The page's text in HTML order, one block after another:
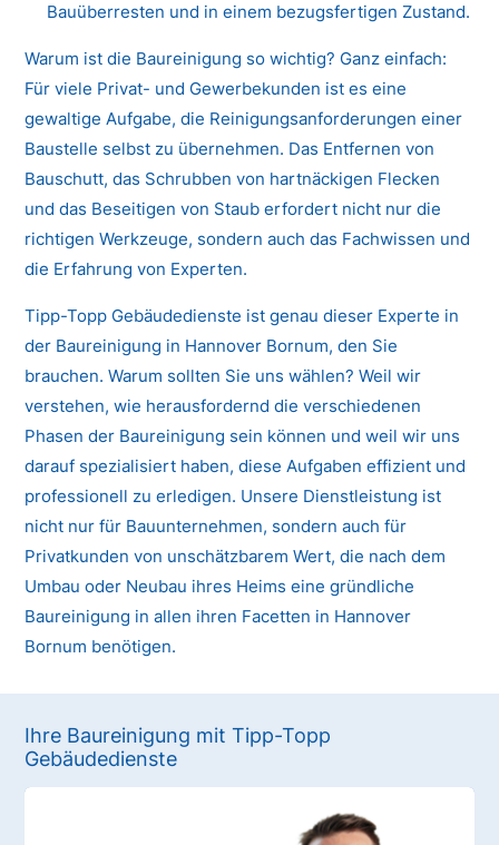
Bauüberresten und in einem bezugsfertigen Zustand.
Warum ist die Baureinigung so wichtig? Ganz einfach:
Für viele Privat- und Gewerbekunden ist es eine
gewaltige Aufgabe, die Reinigungsanforderungen einer
Baustelle selbst zu übernehmen. Das Entfernen von
Bauschutt, das Schrubben von hartnäckigen Flecken
und das Beseitigen von Staub erfordert nicht nur die
richtigen Werkzeuge, sondern auch das Fachwissen und
die Erfahrung von Experten.
Tipp-Topp Gebäudedienste ist genau dieser Experte in
der Baureinigung in Hannover Bornum, den Sie
brauchen. Warum sollten Sie uns wählen? Weil wir
verstehen, wie herausfordernd die verschiedenen
Phasen der Baureinigung sein können und weil wir uns
darauf spezialisiert haben, diese Aufgaben effizient und
professionell zu erledigen. Unsere Dienstleistung ist
nicht nur für Bauunternehmen, sondern auch für
Privatkunden von unschätzbarem Wert, die nach dem
Umbau oder Neubau ihres Heims eine gründliche
Baureinigung in allen ihren Facetten in Hannover
Bornum benötigen.
Ihre Baureinigung mit Tipp-Topp
Gebäudedienste